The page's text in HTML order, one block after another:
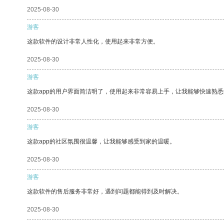
2025-08-30
游客
这款软件的设计非常人性化，使用起来非常方便。
2025-08-30
游客
这款app的用户界面简洁明了，使用起来非常容易上手，让我能够快速熟
2025-08-30
游客
这款app的社区氛围很温馨，让我能够感受到家的温暖。
2025-08-30
游客
这款软件的售后服务非常好，遇到问题都能得到及时解决。
2025-08-30